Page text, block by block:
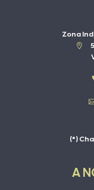
Zona

(*)
A